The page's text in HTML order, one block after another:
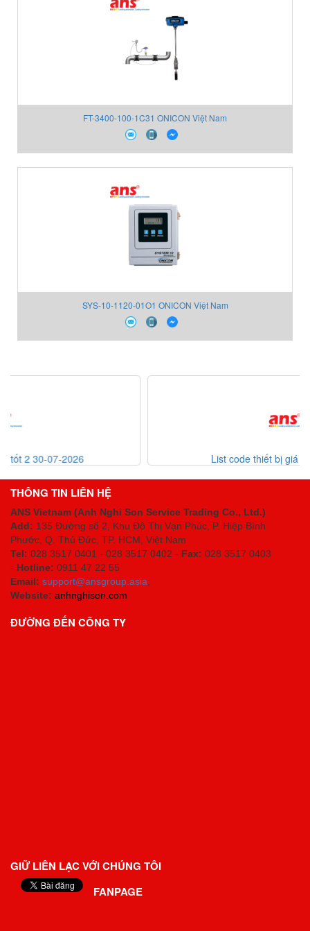
FT-3400-100-1C31 ONICON Việt Nam
SYS-10-1120-01O1 ONICON Việt Nam
List code thiết bị giá tốt 30-07-2026
THÔNG TIN LIÊN HỆ
ANS Vietnam (Anh Nghi Son Service Trading Co., Ltd.)
Add: 135 Đường số 2, Khu Đô Thị Vạn Phúc, P. Hiệp Bình
Phước, Q. Thủ Đức, TP. HCM , Việt Nam
Tel: 028 3517 0401 - 028 3517 0402 - Fax: 028 3517 0403
- Hotline: 0911 47 22 55
Email: support@ansgroup.asia;
Website: anhnghison.com
ĐƯỜNG ĐẾN CÔNG TY
GIỮ LIÊN LẠC VỚI CHÚNG TÔI
FANPAGE